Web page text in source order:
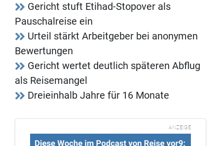
Gericht stuft Etihad-Stopover als
Pauschalreise ein
Urteil stärkt Arbeitgeber bei anonymen
Bewertungen
Gericht wertet deutlich späteren Abflug
als Reisemangel
Dreieinhalb Jahre für 16 Monate
ANZEIGE